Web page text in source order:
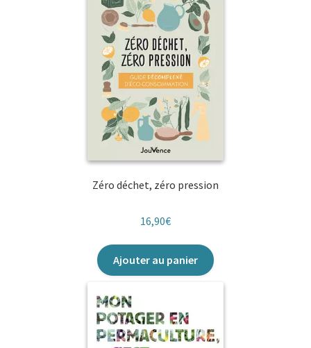
Zéro déchet, zéro pression
16,90€
Ajouter au panier